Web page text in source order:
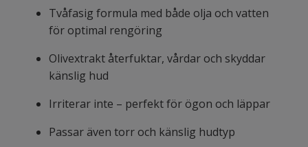
Tvåfasig formula med både olja och vatten
för optimal rengöring
Olivextrakt återfuktar, vårdar och skyddar
känslig hud
Irriterar inte – perfekt för ögon och läppar
Passar även torr och känslig hudtyp